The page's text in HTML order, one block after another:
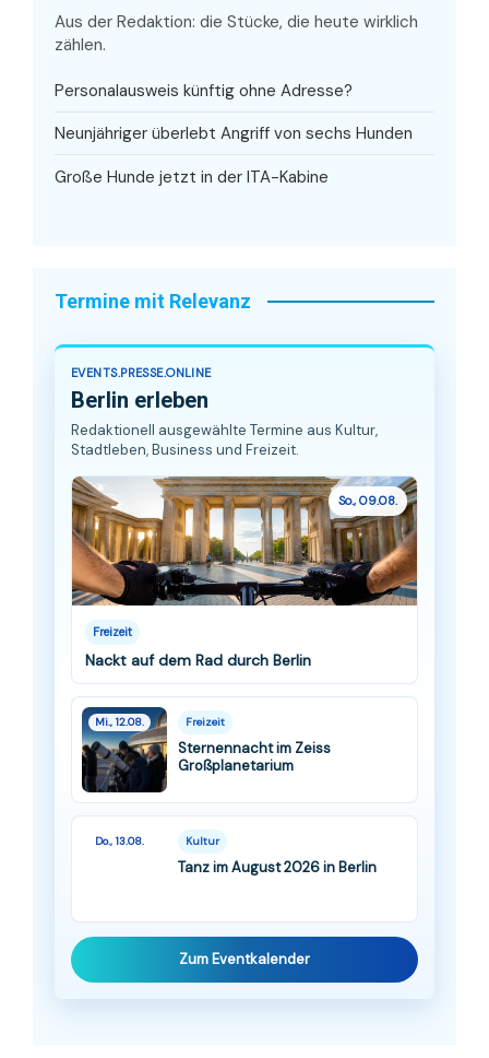
Aus der Redaktion: die Stücke, die heute wirklich
zählen.
Personalausweis künftig ohne Adresse?
Neunjähriger überlebt Angriff von sechs Hunden
Große Hunde jetzt in der ITA-Kabine
Termine mit Relevanz
EVENTS.PRESSE.ONLINE
Berlin erleben
Redaktionell ausgewählte Termine aus Kultur,
Stadtleben, Business und Freizeit.
So., 09.08.
Freizeit
Nackt auf dem Rad durch Berlin
Mi., 12.08. Freizeit
Sternennacht im Zeiss
Großplanetarium
Do., 13.08. Kultur
Tanz im August 2026 in Berlin
Zum Eventkalender